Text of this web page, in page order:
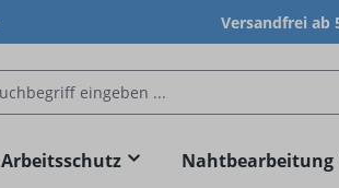
Versandfrei ab
Arbeitsschutz Nahtbearbeitung